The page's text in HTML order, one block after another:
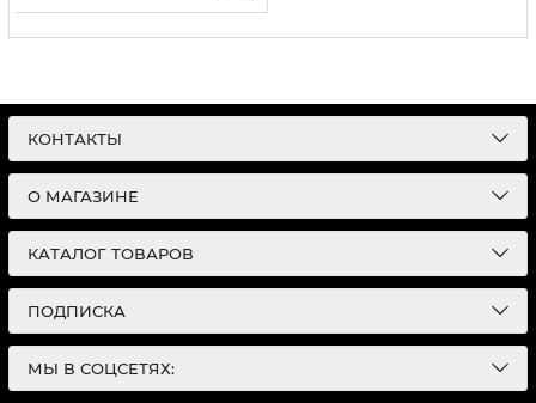
КОНТАКТЫ
О МАГАЗИНЕ
КАТАЛОГ ТОВАРОВ
ПОДПИСКА
МЫ В СОЦСЕТЯХ: